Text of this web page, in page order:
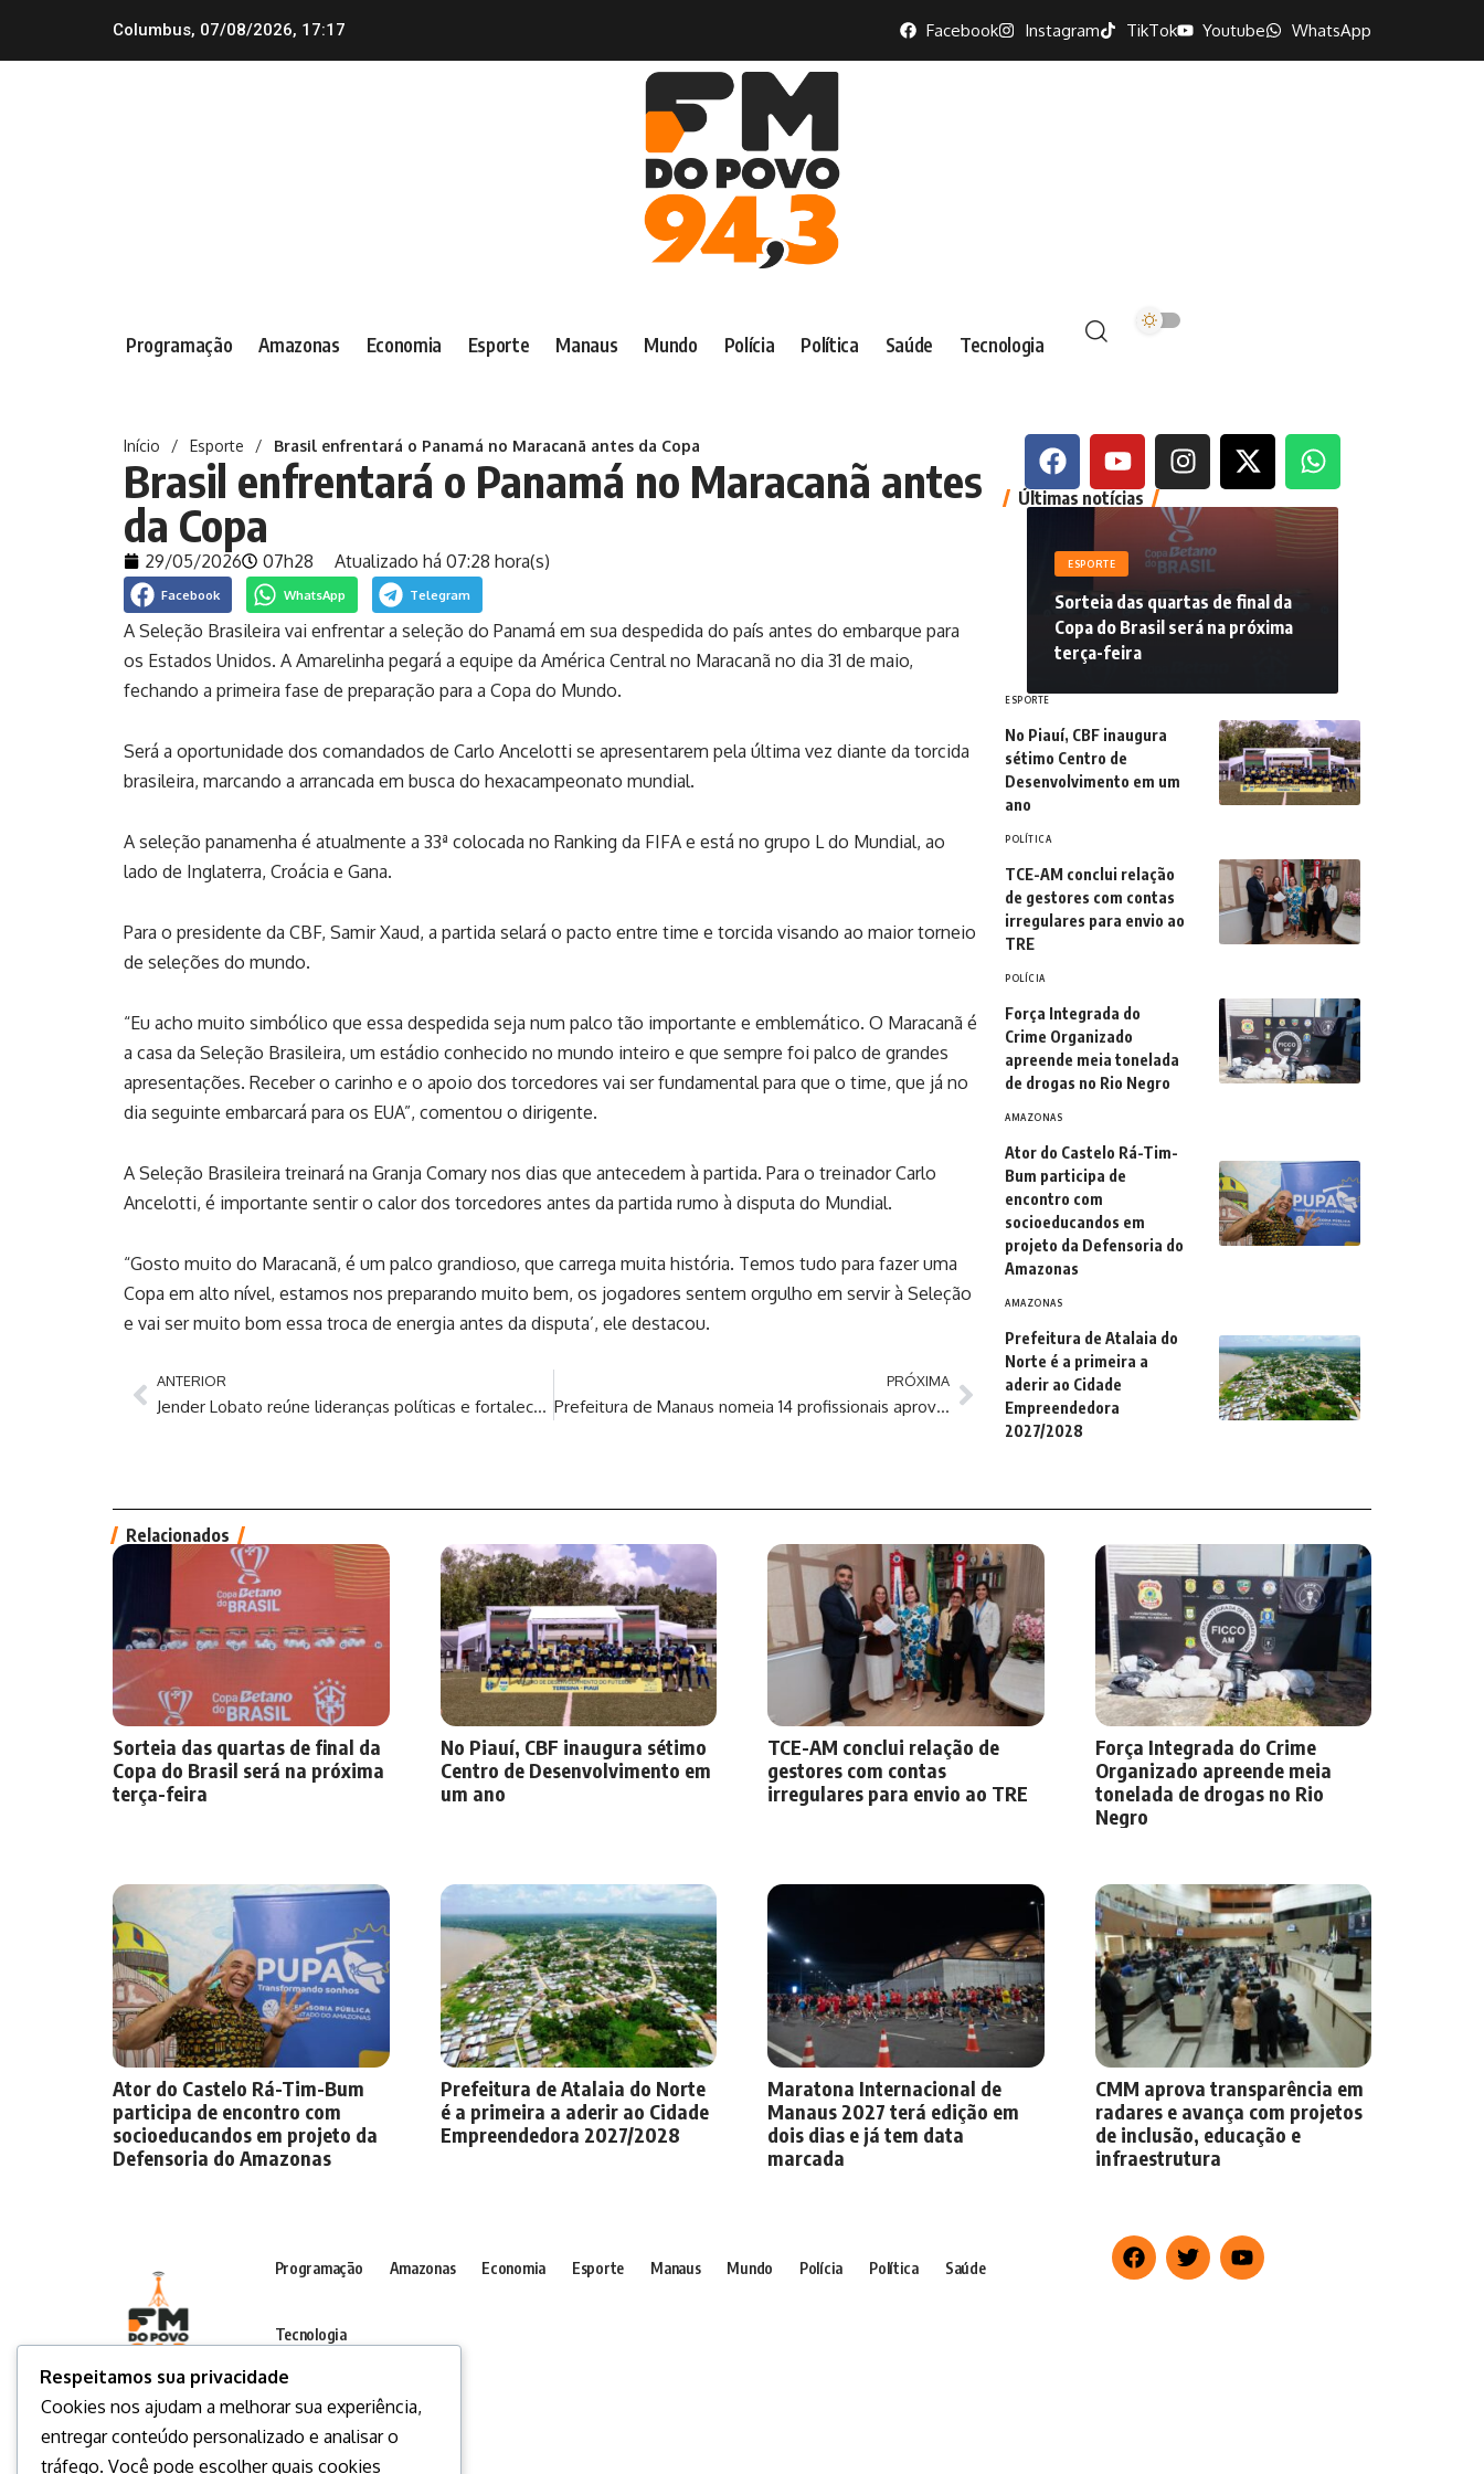
Columbus, 07/08/2026, 17:17 Facebook Instagram TikTok Youtube WhatsApp
Programação Amazonas Economia Esporte Manaus Mundo Polícia Política Saúde Tecnologia
Início / Esporte / Brasil enfrentará o Panamá no Maracanã antes da Copa
Brasil enfrentará o Panamá no Maracanã antes
da Copa
29/05/2026 07h28 Atualizado há 07:28 hora(s)
Facebook WhatsApp Telegram
A Seleção Brasileira vai enfrentar a seleção do Panamá em sua despedida do país antes do embarque para
os Estados Unidos. A Amarelinha pegará a equipe da América Central no Maracanã no dia 31 de maio,
fechando a primeira fase de preparação para a Copa do Mundo.
Será a oportunidade dos comandados de Carlo Ancelotti se apresentarem pela última vez diante da torcida
brasileira, marcando a arrancada em busca do hexacampeonato mundial.
A seleção panamenha é atualmente a 33ª colocada no Ranking da FIFA e está no grupo L do Mundial, ao
lado de Inglaterra, Croácia e Gana.
Para o presidente da CBF, Samir Xaud, a partida selará o pacto entre time e torcida visando ao maior torneio
de seleções do mundo.
“Eu acho muito simbólico que essa despedida seja num palco tão importante e emblemático. O Maracanã é
a casa da Seleção Brasileira, um estádio conhecido no mundo inteiro e que sempre foi palco de grandes
apresentações. Receber o carinho e o apoio dos torcedores vai ser fundamental para que o time, que já no
dia seguinte embarcará para os EUA”, comentou o dirigente.
A Seleção Brasileira treinará na Granja Comary nos dias que antecedem à partida. Para o treinador Carlo
Ancelotti, é importante sentir o calor dos torcedores antes da partida rumo à disputa do Mundial.
“Gosto muito do Maracanã, é um palco grandioso, que carrega muita história. Temos tudo para fazer uma
Copa em alto nível, estamos nos preparando muito bem, os jogadores sentem orgulho em servir à Seleção
e vai ser muito bom essa troca de energia antes da disputa’, ele destacou.
ANTERIOR
Jender Lobato reúne lideranças políticas e fortalece projeto para disputar vaga na ALE-AM
PRÓXIMA
Prefeitura de Manaus nomeia 14 profissionais aprovados no concurso público da Semsa
Últimas notícias
ESPORTE
Sorteia das quartas de final da
Copa do Brasil será na próxima
terça-feira
ESPORTE
No Piauí, CBF inaugura
sétimo Centro de
Desenvolvimento em um
ano
POLÍTICA
TCE-AM conclui relação
de gestores com contas
irregulares para envio ao
TRE
POLÍCIA
Força Integrada do
Crime Organizado
apreende meia tonelada
de drogas no Rio Negro
AMAZONAS
Ator do Castelo Rá-Tim-
Bum participa de
encontro com
socioeducandos em
projeto da Defensoria do
Amazonas
AMAZONAS
Prefeitura de Atalaia do
Norte é a primeira a
aderir ao Cidade
Empreendedora
2027/2028
Relacionados
Sorteia das quartas de final da
Copa do Brasil será na próxima
terça-feira
No Piauí, CBF inaugura sétimo
Centro de Desenvolvimento em
um ano
TCE-AM conclui relação de
gestores com contas
irregulares para envio ao TRE
Força Integrada do Crime
Organizado apreende meia
tonelada de drogas no Rio
Negro
Ator do Castelo Rá-Tim-Bum
participa de encontro com
socioeducandos em projeto da
Defensoria do Amazonas
Prefeitura de Atalaia do Norte
é a primeira a aderir ao Cidade
Empreendedora 2027/2028
Maratona Internacional de
Manaus 2027 terá edição em
dois dias e já tem data
marcada
CMM aprova transparência em
radares e avança com projetos
de inclusão, educação e
infraestrutura
Programação Amazonas Economia Esporte Manaus Mundo Polícia Política Saúde
Tecnologia
Respeitamos sua privacidade
Cookies nos ajudam a melhorar sua experiência,
entregar conteúdo personalizado e analisar o
tráfego. Você pode escolher quais cookies